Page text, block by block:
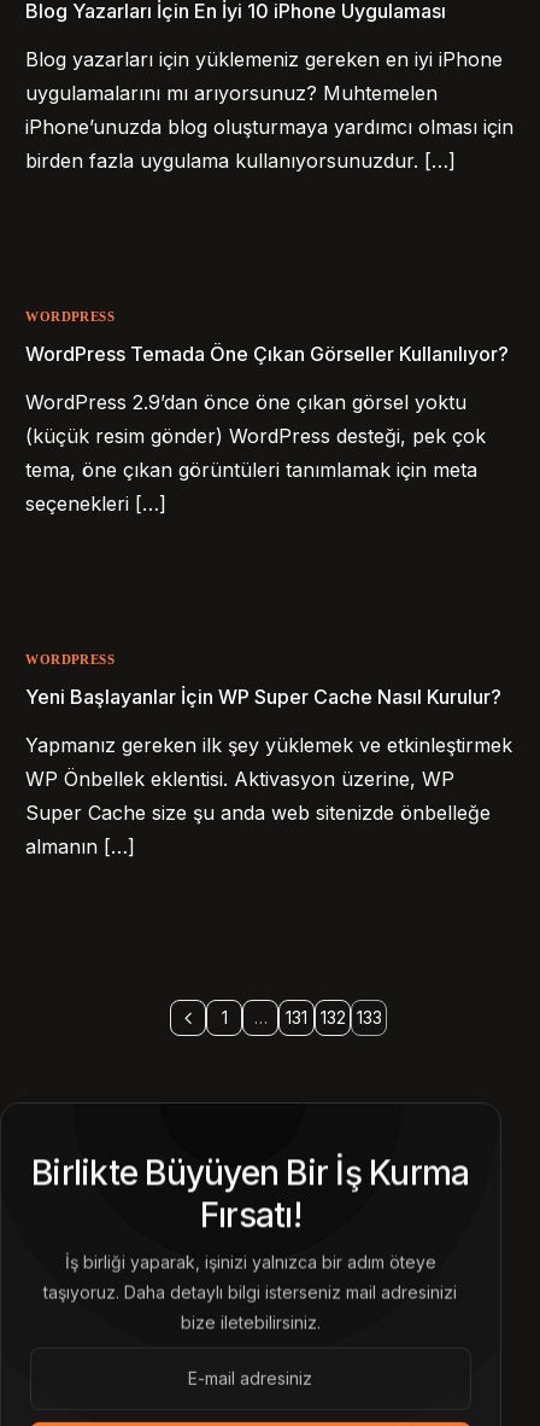
Blog Yazarları İçin En İyi 10 iPhone Uygulaması
Blog yazarları için yüklemeniz gereken en iyi iPhone
uygulamalarını mı arıyorsunuz? Muhtemelen
iPhone’unuzda blog oluşturmaya yardımcı olması için
birden fazla uygulama kullanıyorsunuzdur. […]
WORDPRESS
WordPress Temada Öne Çıkan Görseller Kullanılıyor?
WordPress 2.9’dan önce öne çıkan görsel yoktu
(küçük resim gönder) WordPress desteği, pek çok
tema, öne çıkan görüntüleri tanımlamak için meta
seçenekleri […]
WORDPRESS
Yeni Başlayanlar İçin WP Super Cache Nasıl Kurulur?
Yapmanız gereken ilk şey yüklemek ve etkinleştirmek
WP Önbellek eklentisi. Aktivasyon üzerine, WP
Super Cache size şu anda web sitenizde önbelleğe
almanın […]
1 … 131 132 133
Birlikte Büyüyen Bir İş Kurma
Fırsatı!
İş birliği yaparak, işinizi yalnızca bir adım öteye
taşıyoruz. Daha detaylı bilgi isterseniz mail adresinizi
bize iletebilirsiniz.